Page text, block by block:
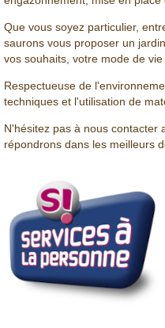
Que vous soyez particulier,
saurons vous proposer un
vos souhaits, votre mode de vie
Respectueuse de
techniques et l'utilisation de
N'hésitez pas à nous contacter
répondrons dans les meilleurs